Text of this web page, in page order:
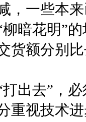
，一些本
柳暗花明”
货额分别
出去”，
重视技术